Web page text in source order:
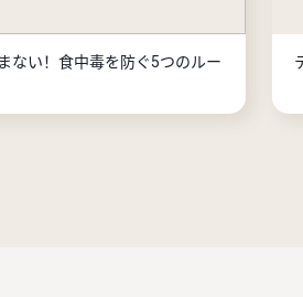
ない！食中毒を防ぐ5つのルー